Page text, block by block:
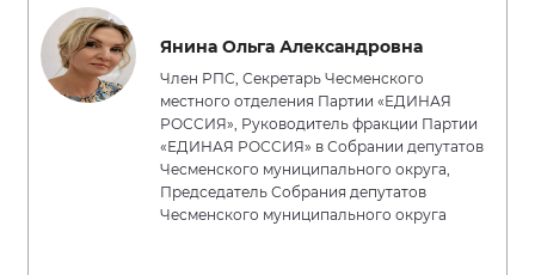
Янина Ольга Александровна
Член РПС, Секретарь Чесменского
местного отделения Партии «ЕДИНАЯ
РОССИЯ», Руководитель фракции Партии
«ЕДИНАЯ РОССИЯ» в Собрании депутатов
Чесменского муниципального округа,
Председатель Собрания депутатов
Чесменского муниципального округа